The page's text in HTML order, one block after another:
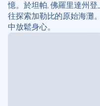
憶。於坦帕, 佛羅里達州
往探索加勒比的原始海灘
中放鬆身心。